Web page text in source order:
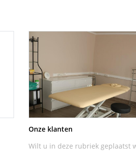
Onze klanten
Wilt u in deze rubriek geplaatst